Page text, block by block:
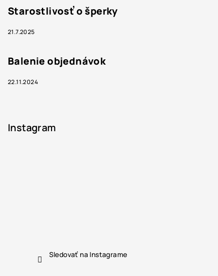
Starostlivosť o šperky
21.7.2025
Balenie objednávok
22.11.2024
Instagram
Sledovať na Instagrame